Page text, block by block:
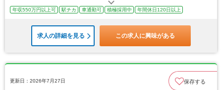
年収550万円以上可 駅チカ 車通勤可 積極採用中 年間休日120日以上
求人の詳細を見る この求人に興味がある
更新日：2026年7月27日 保存する